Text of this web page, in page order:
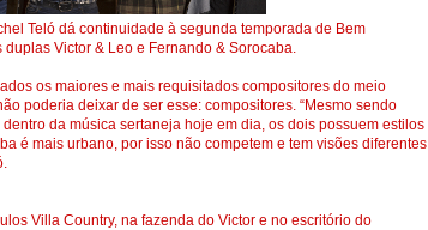
Teló dá continuidade à segunda temporada de Bem
Victor & Leo e Fernando & Sorocaba.
os maiores e mais requisitados compositores do meio
poderia deixar de ser esse: compositores. “Mesmo sendo
da música sertaneja hoje em dia, os dois possuem estilos
é mais urbano, por isso não competem e tem visões diferentes
Villa Country, na fazenda do Victor e no escritório do